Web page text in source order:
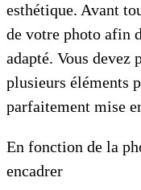
esthétique. Avant
de votre photo afin
adapté. Vous devez
plusieurs éléments
parfaitement mise
En fonction de la
encadrer